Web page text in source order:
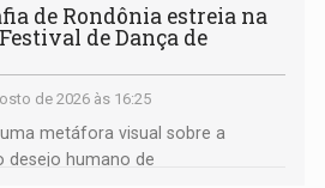
de Rondônia estreia na
de Dança de
de 2026 às 16:25
metáfora visual sobre a
desejo humano de